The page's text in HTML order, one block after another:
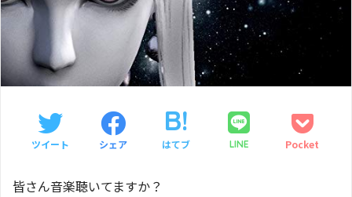
ツイート シェア はてブ LINE Pocket
皆さん音楽聴いてますか？